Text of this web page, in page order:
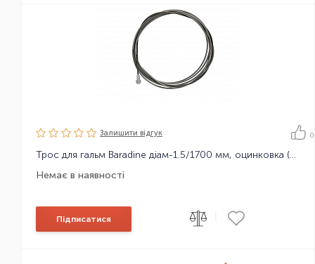
Залишити вiдгук 0
Трос для гальм Baradine діам-1.5/1700 мм, оцинковка (Шимано)
Немає в наявності
Підписатися